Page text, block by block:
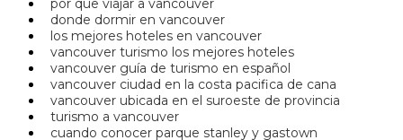
por que viajar a vancouver
donde dormir en vancouver
los mejores hoteles en vancouver
vancouver turismo los mejores hoteles
vancouver guía de turismo en español
vancouver ciudad en la costa pacifica de cana
vancouver ubicada en el suroeste de provincia
turismo a vancouver
cuando conocer parque stanley y gastown